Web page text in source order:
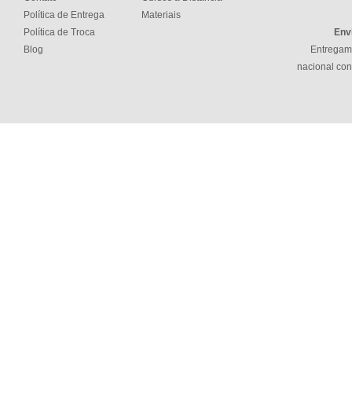
Política de Entrega
Política de Troca
Blog
Materiais
nacional